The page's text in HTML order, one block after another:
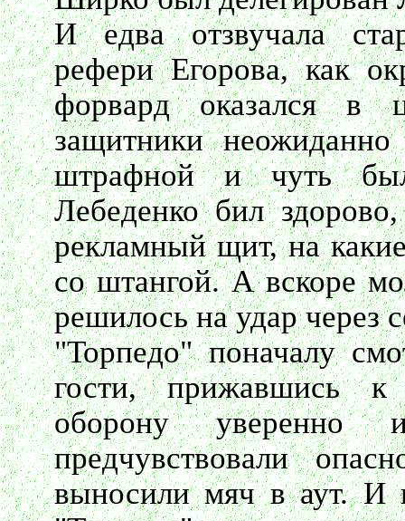
И едва отзвучала
рефери Егорова, как
форвард оказался в
защитники
штрафной и чуть
Лебеденко бил
рекламный щит, на
со штангой. А вскоре
решилось на удар через
"Торпедо" поначалу
гости, прижавшись к
оборону
предчувствовали
выносили мяч в аут. И